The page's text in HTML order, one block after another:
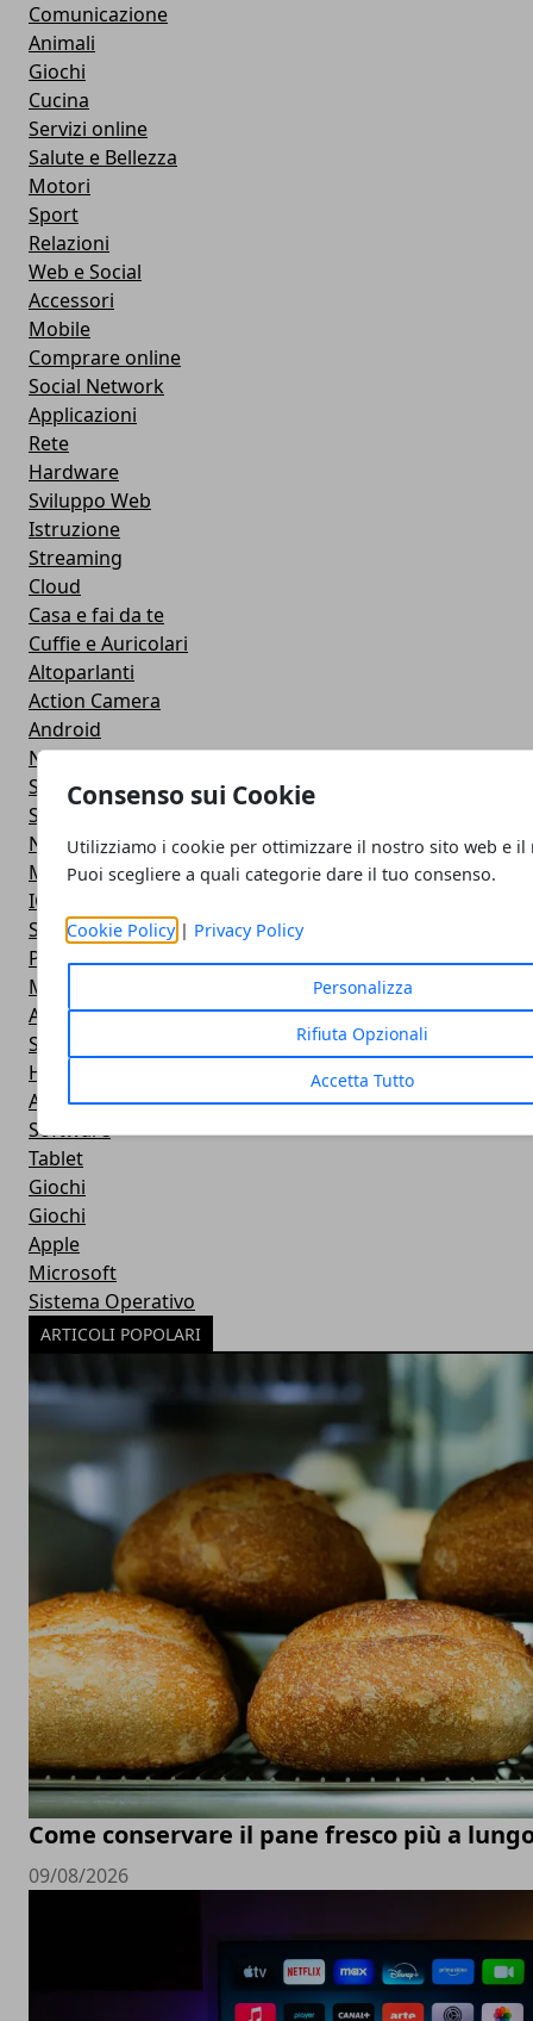
Consenso sui Cookie
Utilizziamo i cookie per ottimizzare il nostro sito web e il
Puoi scegliere a quali categorie dare il tuo consenso.
Cookie Policy| Privacy Policy
Personalizza
Rifiuta Opzionali
Accetta Tutto
Comunicazione
Animali
Giochi
Cucina
Servizi online
Salute e Bellezza
Motori
Sport
Relazioni
Web e Social
Accessori
Mobile
Comprare online
Social Network
Applicazioni
Rete
Hardware
Sviluppo Web
Istruzione
Streaming
Cloud
Casa e fai da te
Cuffie e Auricolari
Altoparlanti
Action Camera
Android
Navigazione
Smart TV
Smartphone
Notebook
Monitor
IOS
Smartwatch
Power Bank
Mouse e Tastiera
Apple
Stampante
Hardware
Android
Software
Tablet
Giochi
Giochi
Apple
Microsoft
Sistema Operativo
ARTICOLI POPOLARI
Come conservare il pane fresco più a
09/08/2026